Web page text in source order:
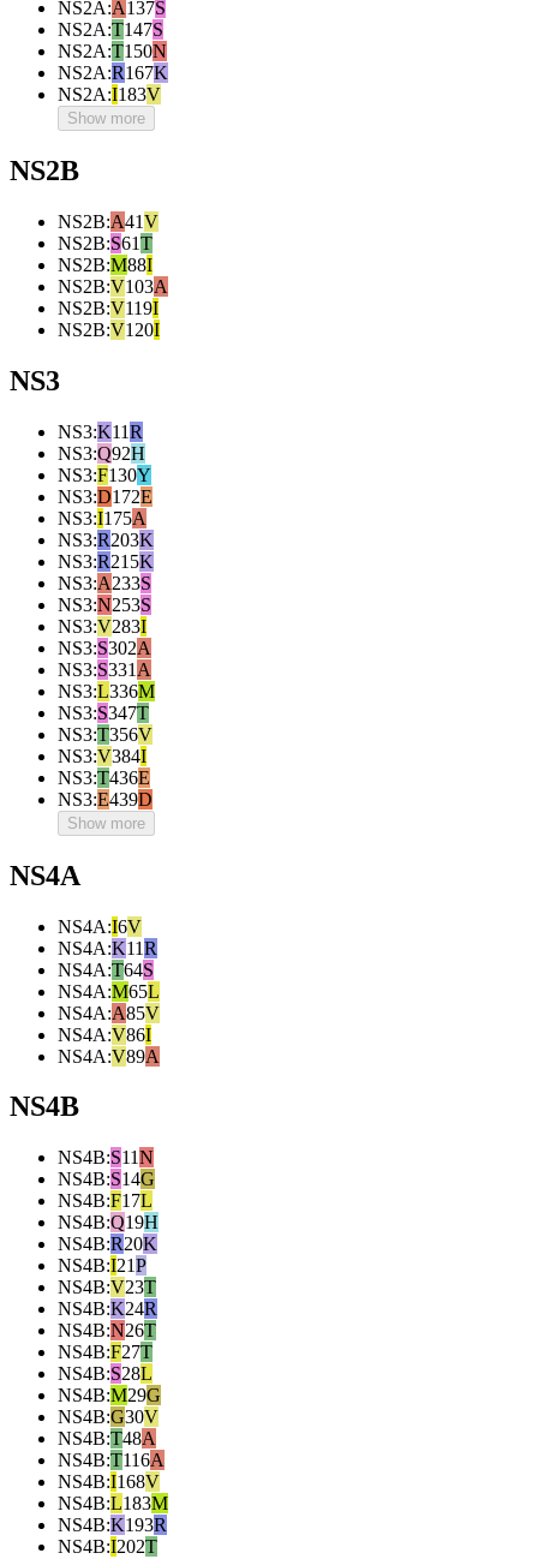
NS2A:A137S
NS2A:T147S
NS2A:T150N
NS2A:R167K
NS2A:I183V
Show more
NS2B
NS2B:A41V
NS2B:S61T
NS2B:M88I
NS2B:V103A
NS2B:V119I
NS2B:V120I
NS3
NS3:K11R
NS3:Q92H
NS3:F130Y
NS3:D172E
NS3:I175A
NS3:R203K
NS3:R215K
NS3:A233S
NS3:N253S
NS3:V283I
NS3:S302A
NS3:S331 A
NS3:L336M
NS3:S347T
NS3:T356V
NS3:V384I
NS3:T436E
NS3:E439D
Show more
NS4A
NS4A:I6V
NS4A:K11R
NS4A:T64S
NS4A:M65L
NS4A:A85V
NS4A:V86I
NS4A:V89A
NS4B
NS4B:S11N
NS4B:S14G
NS4B:F17L
NS4B:Q19H
NS4B:R20K
NS4B:I21P
NS4B:V23T
NS4B:K24R
NS4B:N26T
NS4B:F27T
NS4B:S28L
NS4B:M29G
NS4B:G30V
NS4B:T48A
NS4B:T116A
NS4B:I168V
NS4B:L183M
NS4B:K193R
NS4B:I202T